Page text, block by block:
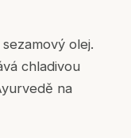
olej.
chladivou
na